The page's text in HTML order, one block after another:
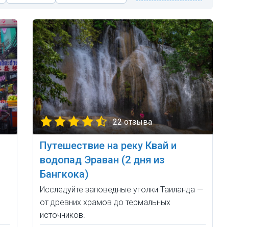
22 отзыва
Путешествие на реку Квай и
водопад Эраван (2 дня из
Бангкока)
Исследуйте заповедные уголки Таиланда —
от древних храмов до термальных
источников.